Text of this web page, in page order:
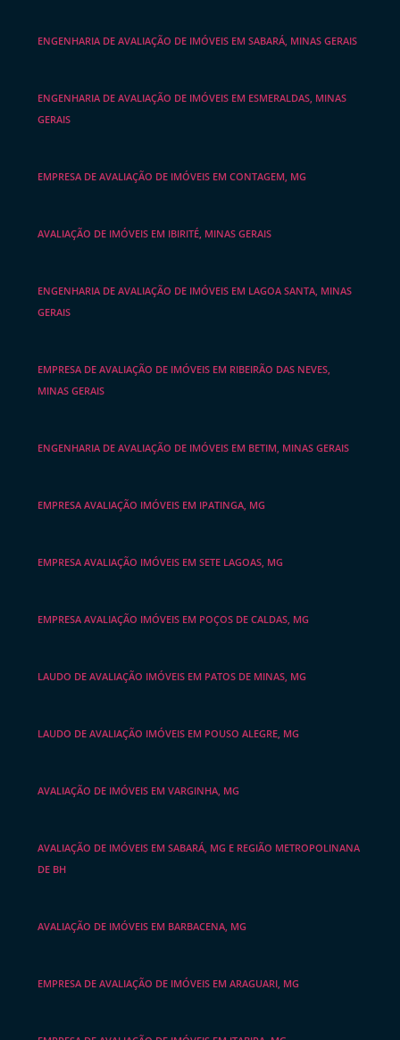
ENGENHARIA DE AVALIAÇÃO DE IMÓVEIS EM SABARÁ, MINAS GERAIS
ENGENHARIA DE AVALIAÇÃO DE IMÓVEIS EM ESMERALDAS, MINAS
GERAIS
EMPRESA DE AVALIAÇÃO DE IMÓVEIS EM CONTAGEM, MG
AVALIAÇÃO DE IMÓVEIS EM IBIRITÉ, MINAS GERAIS
ENGENHARIA DE AVALIAÇÃO DE IMÓVEIS EM LAGOA SANTA, MINAS
GERAIS
EMPRESA DE AVALIAÇÃO DE IMÓVEIS EM RIBEIRÃO DAS NEVES,
MINAS GERAIS
ENGENHARIA DE AVALIAÇÃO DE IMÓVEIS EM BETIM, MINAS GERAIS
EMPRESA AVALIAÇÃO IMÓVEIS EM IPATINGA, MG
EMPRESA AVALIAÇÃO IMÓVEIS EM SETE LAGOAS, MG
EMPRESA AVALIAÇÃO IMÓVEIS EM POÇOS DE CALDAS, MG
LAUDO DE AVALIAÇÃO IMÓVEIS EM PATOS DE MINAS, MG
LAUDO DE AVALIAÇÃO IMÓVEIS EM POUSO ALEGRE, MG
AVALIAÇÃO DE IMÓVEIS EM VARGINHA, MG
AVALIAÇÃO DE IMÓVEIS EM SABARÁ, MG E REGIÃO METROPOLINANA
DE BH
AVALIAÇÃO DE IMÓVEIS EM BARBACENA, MG
EMPRESA DE AVALIAÇÃO DE IMÓVEIS EM ARAGUARI, MG